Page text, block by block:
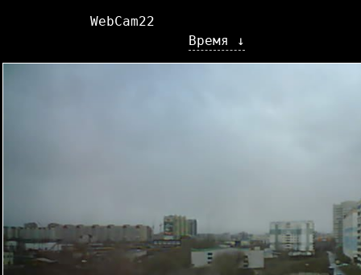
Время ↓
WebCam22